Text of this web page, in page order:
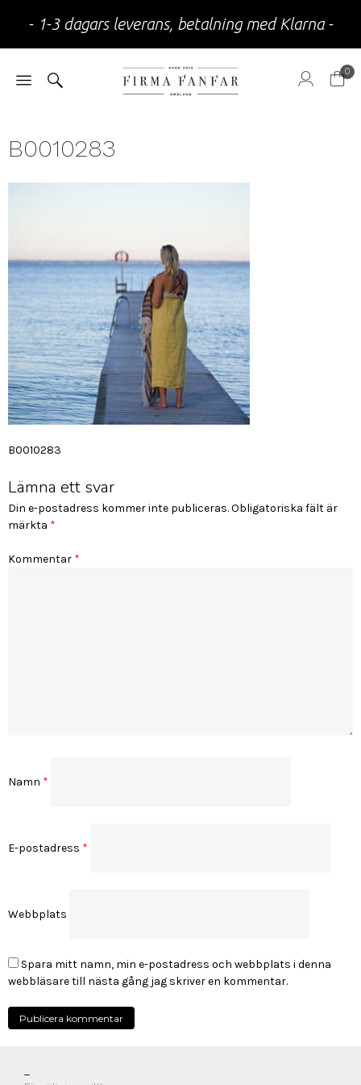
- 1-3 dagars leverans, betalning med Klarna -
0
B0010283
Inläggsnavigering
B0010283
Lämna ett svar
Din e-postadress kommer inte publiceras.Obligatoriska fält är
märkta *
Kommentar *
Namn *
E-postadress *
Webbplats
Spara mitt namn, min e-postadress och webbplats i denna
webbläsare till nästa gång jag skriver en kommentar.
_